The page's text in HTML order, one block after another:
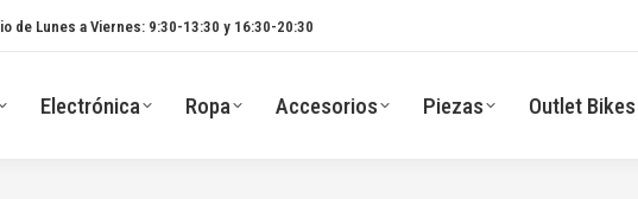
de Lunes a Viernes: 9:30-13:30 y 16:30-20:30
Electrónica Ropa Accesorios Piezas Outlet Bikes